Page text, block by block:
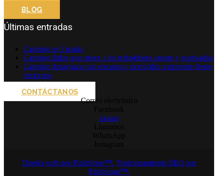
BLOG
Últimas entradas
Catering en España
Catering dulce para tener a los trabajdores agusto y motivados
Catering desayunos con encanto a domicilio: sorprende desde
temprano
CONTÁCTANOS
Correo electrónico
phone
Diseño web por PinkStone™. Posicionamiento SEO por
PinkStone™.